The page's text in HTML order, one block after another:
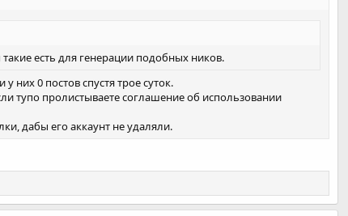
есть для генерации подобных ников.
них 0 постов спустя трое суток.
тупо пролистываете соглашение об использовании
дабы его аккаунт не удаляли.